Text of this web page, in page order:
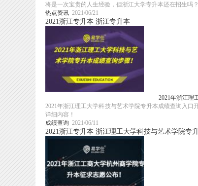
将是一次宝贵的人生经验，但浙江大学专升本还在招生吗？
热点资讯 2021/06/21
2021浙江专升本 浙江专升本
2021年浙江理
2021年浙江理工大学科技与艺术学院专升本成绩查询入
详细内容！
成绩查询 2021/06/11
2021浙江专升本 浙江理工大学科技与艺术学院专